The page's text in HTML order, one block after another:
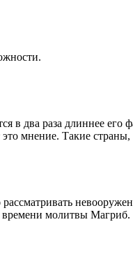
в два раза длиннее
мнение. Такие
молитвы